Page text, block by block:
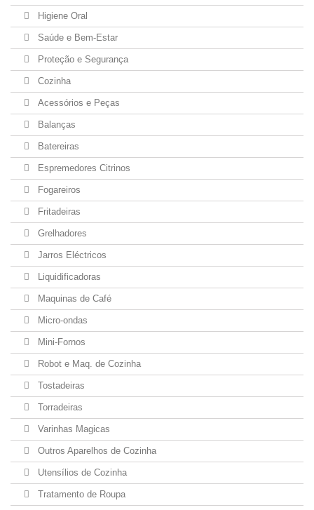
Higiene Oral
Saúde e Bem-Estar
Proteção e Segurança
Cozinha
Acessórios e Peças
Balanças
Batereiras
Espremedores Citrinos
Fogareiros
Fritadeiras
Grelhadores
Jarros Eléctricos
Liquidificadoras
Maquinas de Café
Micro-ondas
Mini-Fornos
Robot e Maq. de Cozinha
Tostadeiras
Torradeiras
Varinhas Magicas
Outros Aparelhos de Cozinha
Utensílios de Cozinha
Tratamento de Roupa